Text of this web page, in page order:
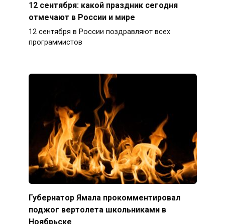
12 сентября: какой праздник сегодня
отмечают в России и мире
12 сентября в России поздравляют всех
программистов
Губернатор Ямала прокомментировал
поджог вертолета школьниками в
Ноябрьске